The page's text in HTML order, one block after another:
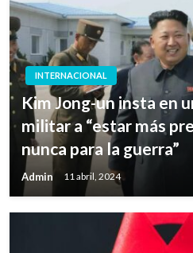
INTERNACIONAL
Kim Jong-un insta en
militar a “estar más
nunca para la guerra”
Admin 11 abril, 2024